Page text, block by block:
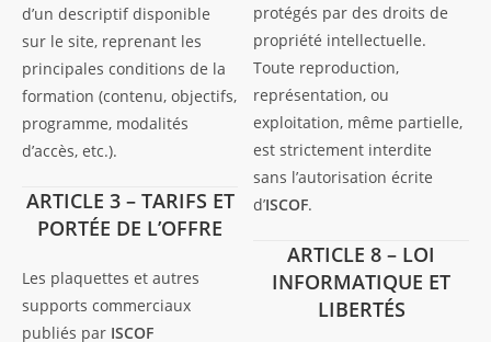
d’un descriptif disponible
sur le site, reprenant les
principales conditions de la
formation (contenu, objectifs,
programme, modalités
d’accès, etc.).
ARTICLE 3 – TARIFS ET
PORTÉE DE L’OFFRE
Les plaquettes et autres
supports commerciaux
publiés par ISCOF
protégés par des droits de
propriété intellectuelle.
Toute reproduction,
représentation, ou
exploitation, même partielle,
est strictement interdite
sans l’autorisation écrite
d’ISCOF.
ARTICLE 8 – LOI
INFORMATIQUE ET
LIBERTÉS